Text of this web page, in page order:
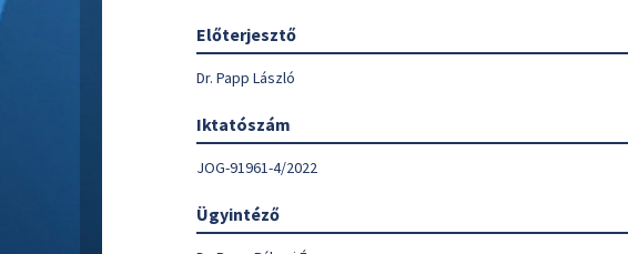
Előterjesztő
Dr. Papp László
Iktatószám
JOG-91961-4/2022
Ügyintéző